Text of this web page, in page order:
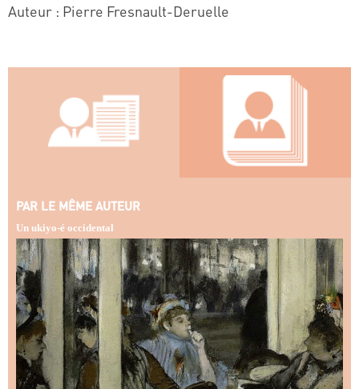
Auteur : Pierre Fresnault-Deruelle
PAR LE MÊME AUTEUR
Un ukiyo-é occidental